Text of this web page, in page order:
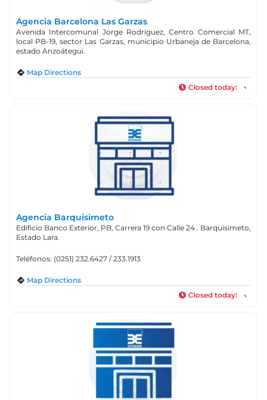
Agencia Barcelona Las Garzas
Avenida Intercomunal Jorge Rodríguez, Centro Comercial MT,
local PB-19, sector Las Garzas, municipio Urbaneja de Barcelona,
estado Anzoátegui.
Map Directions
Closed today:
Agencia Barquisimeto
Edificio Banco Exterior, PB, Carrera 19 con Calle 24 . Barquisimeto,
Estado Lara.
Teléfonos: (0251) 232.6427 / 233.1913
Map Directions
Closed today: